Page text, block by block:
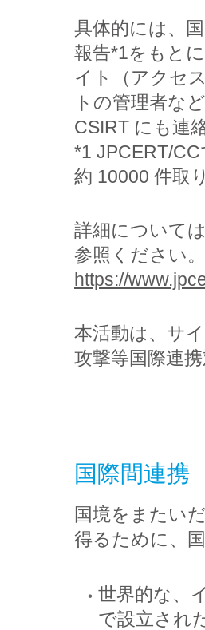
具体的には、
報告*1をもと
イト（アクセ
トの管理者な
CSIRT にも連
*1 JPCERT/
約 10000 件取
詳細について
参照ください。
https://
本活動は、サ
攻撃等国際連
国際間連携
国境をまたい
得るために、
世界的な、
で設立され